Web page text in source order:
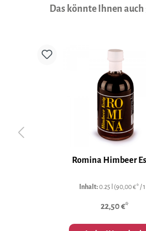
Das könnte Ihnen
Romina Himbeer
Inhalt:0.25 l (90,00 €* / 1
22,50 €*